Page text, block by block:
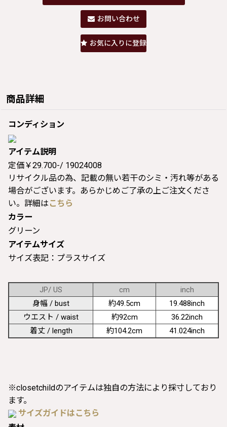
お問い合わせ
お気に入りに登録
商品詳細
コンディション
アイテム説明
定価￥29.700-/ 19024008
リサイクル品の為、記載の無い若干のシミ・汚れ等がある
場合がございます。あらかじめご了承の上ご注文くださ
い。詳細は こちら
カラー
グリーン
アイテムサイズ
サイズ表記：プラスサイズ
JP/ US cm
inch
身幅 / bust
約49.5cm
19.488inch
ウエスト / waist
約92cm
36.22inch
着丈 / length
約104.2cm 41.024inch
※closetchildのアイテムは独自の方法により採寸しており
ます。
サイズガイドはこちら